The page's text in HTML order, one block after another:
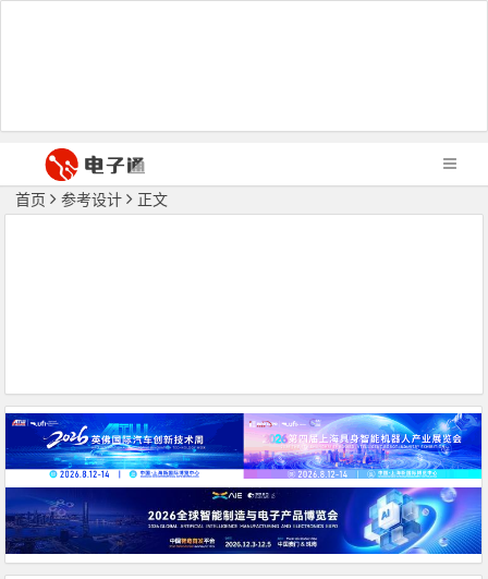
首页 参考设计 正文